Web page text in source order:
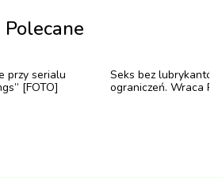
w kompozycji buduje bajkowy,
Polecane
przy serialu
[FOTO]
Seks bez
ograniczeń. Wraca